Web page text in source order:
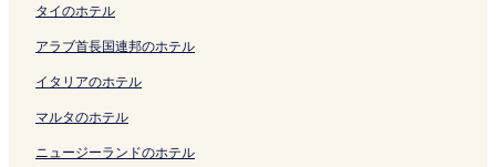
の
ー
ジ
を
開
リ
ン
ー
を
開
く
リ
ク
l
g
e
の
ペ
ジ
m
c
h
i
-
n
A
U
R
A
の
ー
h
w
a
の
ペ
ジ
タイのホテル
アラブ首長国連邦のホテル
イタリアのホテル
マルタのホテル
ニュージーランドのホテル